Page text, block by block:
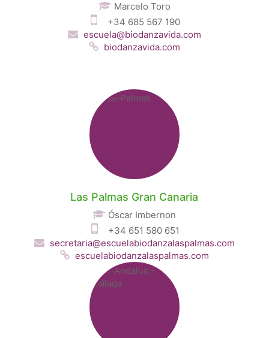
Marcelo Toro
+34 685 567 190
escuela@biodanzavida.com
biodanzavida.com
Las Palmas Gran Canaria
Óscar Imbernon
+34 651 580 651
secretaria@escuelabiodanzalaspalmas.com
escuelabiodanzalaspalmas.com